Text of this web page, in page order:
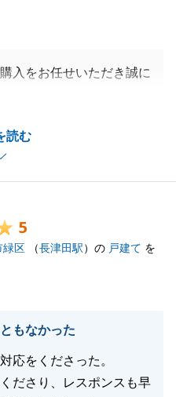
読む
入をお任せいただき誠に
ちらも当社にお任せいた
5
緑区 （長津田駅）の 戸建て を
もなかった
応をくださった。
ださり、レスポンスも早